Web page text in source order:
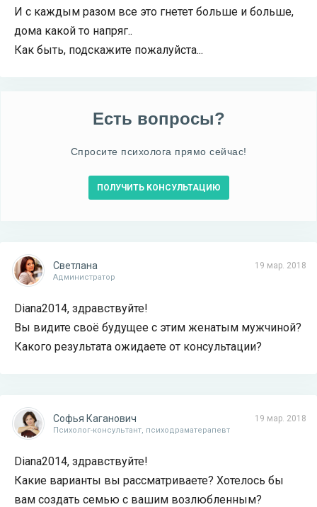
И с каждым разом все это гнетет больше и больше,
дома какой то напряг..
Как быть, подскажите пожалуйста...
Есть вопросы?
Спросите психолога прямо сейчас!
ПОЛУЧИТЬ КОНСУЛЬТАЦИЮ
19 мар. 2018
Светлана
Администратор
Diana2014, здравствуйте!
Вы видите своё будущее с этим женатым мужчиной?
Какого результата ожидаете от консультации?
19 мар. 2018
Софья Каганович
Психолог-консультант, психодраматерапевт
Diana2014, здравствуйте!
Какие варианты вы рассматриваете? Хотелось бы
вам создать семью с вашим возлюбленным?